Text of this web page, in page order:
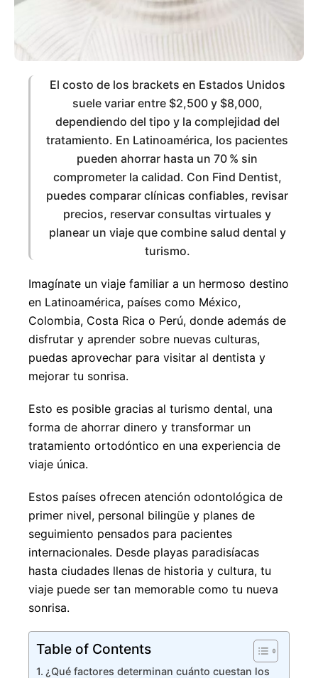
Germany
Es Spain RuRussia UaUkraine
China InIndonesia MaMalaysia
Qatar Ta Thailand
El costo de los brackets en Estados Unidos
suele variar entre $2,500 y $8,000,
dependiendo del tipo y la complejidad del
tratamiento. En Latinoamérica, los pacientes
pueden ahorrar hasta un 70 % sin
comprometer la calidad. Con Find Dentist,
puedes comparar clínicas confiables, revisar
precios, reservar consultas virtuales y
planear un viaje que combine salud dental y
turismo.
Imagínate un viaje familiar a un hermoso destino
en Latinoamérica, países como México,
Colombia, Costa Rica o Perú, donde además de
disfrutar y aprender sobre nuevas culturas,
puedas aprovechar para visitar al dentista y
mejorar tu sonrisa.
Esto es posible gracias al turismo dental, una
forma de ahorrar dinero y transformar un
tratamiento ortodóntico en una experiencia de
viaje única.
Estos países ofrecen atención odontológica de
primer nivel, personal bilingüe y planes de
seguimiento pensados para pacientes
internacionales. Desde playas paradisíacas
hasta ciudades llenas de historia y cultura, tu
viaje puede ser tan memorable como tu nueva
sonrisa.
Table of Contents
¿Qué factores determinan cuánto cuestan los